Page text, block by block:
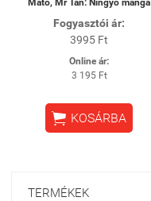
Mato, Mr Tan: Ningyo manga
Fogyasztói ár:
3995 Ft
Online ár:
3 195 Ft
 KOSÁRBA
TERMÉKEK